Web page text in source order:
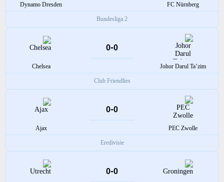
FC Nürnberg
Dynamo Dresden
Bundesliga 2
Johor Darul Ta’zim
0
-
0
Chelsea
Club Friendlies
PEC Zwolle
0
-
0
Ajax
Eredivisie
0
-
0